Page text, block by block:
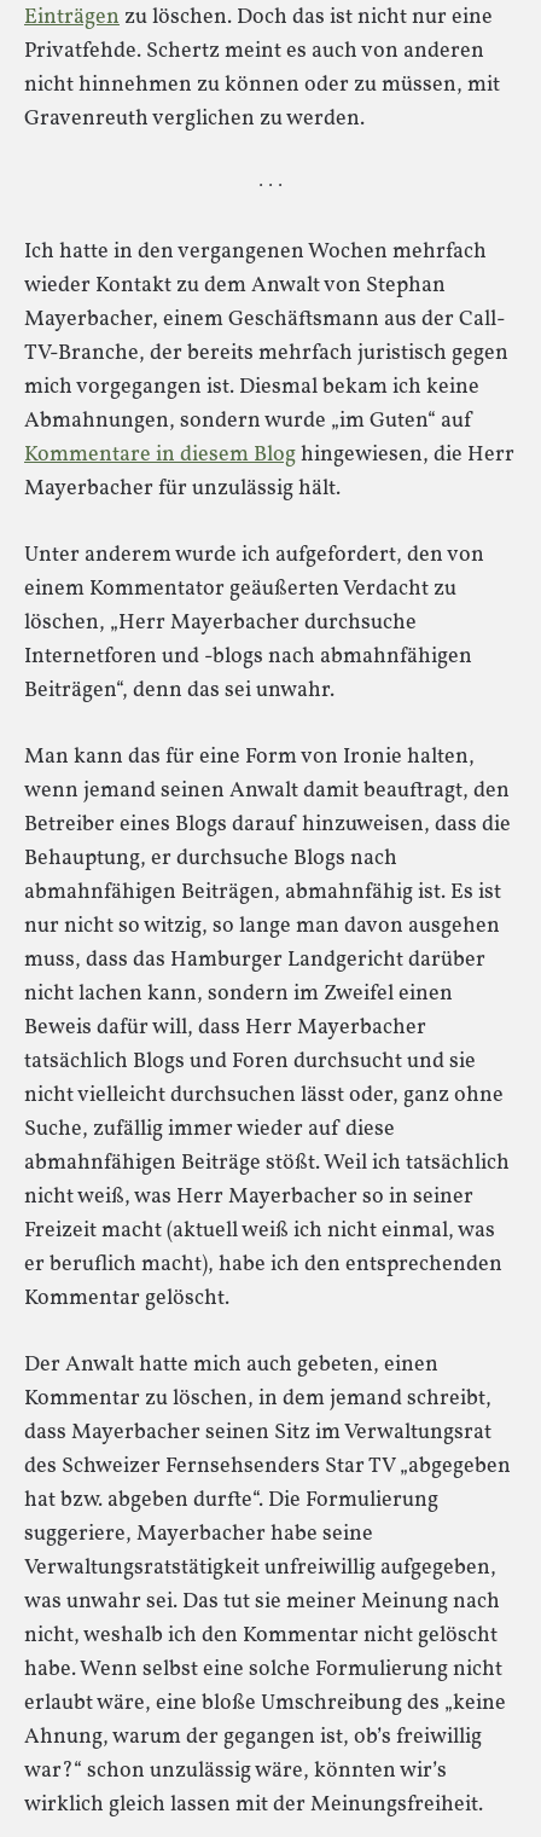
Einträgen zu löschen. Doch das ist nicht nur eine
Privatfehde. Schertz meint es auch von anderen
nicht hinnehmen zu können oder zu müssen, mit
Gravenreuth verglichen zu werden.
· · ·
Ich hatte in den vergangenen Wochen mehrfach
wieder Kontakt zu dem Anwalt von Stephan
Mayerbacher, einem Geschäftsmann aus der Call-
TV-Branche, der bereits mehrfach juristisch gegen
mich vorgegangen ist. Diesmal bekam ich keine
Abmahnungen, sondern wurde „im Guten“ auf
Kommentare in diesem Bloghingewiesen, die Herr
Mayerbacher für unzulässig hält.
Unter anderem wurde ich aufgefordert, den von
einem Kommentator geäußerten Verdacht zu
löschen, „Herr Mayerbacher durchsuche
Internetforen und -blogs nach abmahnfähigen
Beiträgen“, denn das sei unwahr.
Man kann das für eine Form von Ironie halten,
wenn jemand seinen Anwalt damit beauftragt, den
Betreiber eines Blogs darauf hinzuweisen, dass die
Behauptung, er durchsuche Blogs nach
abmahnfähigen Beiträgen, abmahnfähig ist. Es ist
nur nicht so witzig, so lange man davon ausgehen
muss, dass das Hamburger Landgericht darüber
nicht lachen kann, sondern im Zweifel einen
Beweis dafür will, dass Herr Mayerbacher
tatsächlich Blogs und Foren durchsucht und sie
nicht vielleicht durchsuchen lässt oder, ganz ohne
Suche, zufällig immer wieder auf diese
abmahnfähigen Beiträge stößt. Weil ich tatsächlich
nicht weiß, was Herr Mayerbacher so in seiner
Freizeit macht (aktuell weiß ich nicht einmal, was
er beruflich macht), habe ich den entsprechenden
Kommentar gelöscht.
Der Anwalt hatte mich auch gebeten, einen
Kommentar zu löschen, in dem jemand schreibt,
dass Mayerbacher seinen Sitz im Verwaltungsrat
des Schweizer Fernsehsenders Star TV „abgegeben
hat bzw. abgeben durfte“. Die Formulierung
suggeriere, Mayerbacher habe seine
Verwaltungsratstätigkeit unfreiwillig aufgegeben,
was unwahr sei. Das tut sie meiner Meinung nach
nicht, weshalb ich den Kommentar nicht gelöscht
habe. Wenn selbst eine solche Formulierung nicht
erlaubt wäre, eine bloße Umschreibung des „keine
Ahnung, warum der gegangen ist, ob’s freiwillig
war?“ schon unzulässig wäre, könnten wir’s
wirklich gleich lassen mit der Meinungsfreiheit.